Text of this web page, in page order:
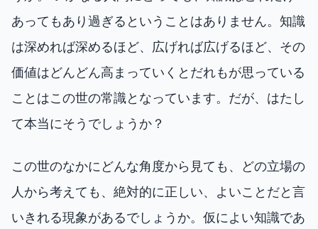
あってもあり過ぎるということはありません。知識
は深めれば深めるほど、広げれば広げるほど、その
価値はどんどん高まっていくとだれもが思っている
ことはこの世の常識となっています。だが、はたし
て本当にそうでしょうか？
この世のなかにどんな角度から見ても、どの立場の
人から考えても、絶対的に正しい、よいことだと言
いきれる現象があるでしょうか。仮によい知識であ